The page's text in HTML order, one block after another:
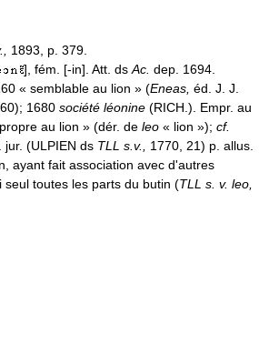
1893, p. 379.
], fém. [-in]. Att. dsAc. dep. 1694.
« semblable au lion » (Eneas, éd. J. J.
1680 société léonine (RICH.). Empr. au
au lion » (dér. de leo « lion »); cf.
jur. (ULPIEN ds TLL s.v., 1770, 21) p. allus.
ayant fait association avec d'autres
seul toutes les parts du butin (TLL s. v. leo,